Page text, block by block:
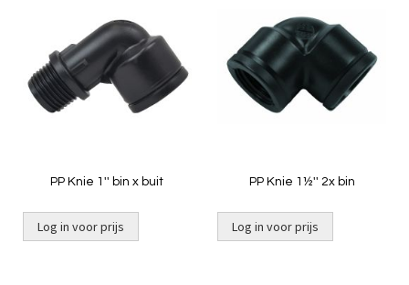
vergelijken
PP Knie 1'' bin x buit
Log in voor prijs
PP Knie 1½'' 2x bin
Log in voor prijs